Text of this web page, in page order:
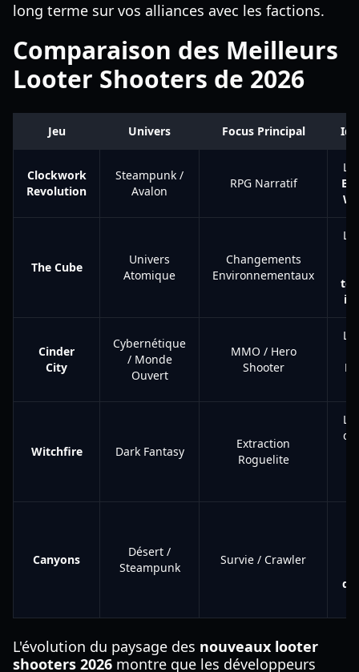
long terme sur vos alliances avec les factions.
Comparaison des Meilleurs
Looter Shooters de 2026
Jeu Univers Focus Principal
Clockwork
Revolution
Steampunk /
Avalon
RPG Narratif
The Cube
Univers
Atomique
Changements
Environnementaux
Cinder
City
Cybernétique
/ Monde
Ouvert
MMO / Hero
Shooter
Witchfire Dark Fantasy
Extraction
Roguelite
Canyons
Désert /
Steampunk
Survie / Crawler
de
L'évolution du paysage des nouveaux looter
shooters 2026 montre que les développeurs